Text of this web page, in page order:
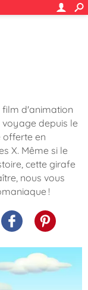
film d'animation
voyage depuis le
offerte en
X. Même si le
cette girafe
nous vous
!